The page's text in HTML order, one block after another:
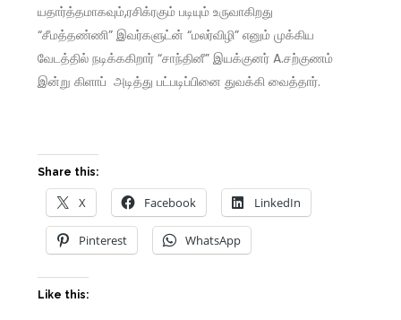
யதார்த்தமாகவும்,ரசிக்ரகும் படியும் உருவாகிறது
“சீமத்தண்ணி” இவர்களுட்ன் “மலர்விழி” எனும் முக்கிய
வேடத்தில் நடிக்ககிறார் “சாந்தினீ” இயக்குனர் A.சற்குணம்
இன்று கிளாப் அடித்து பட்படிப்பினை துவக்கி வைத்தார்.
Share this:
X Facebook LinkedIn
Pinterest WhatsApp
Like this: